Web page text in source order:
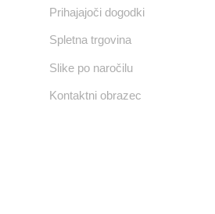
Prihajajoči dogodki
Spletna trgovina
Slike po naročilu
Kontaktni obrazec